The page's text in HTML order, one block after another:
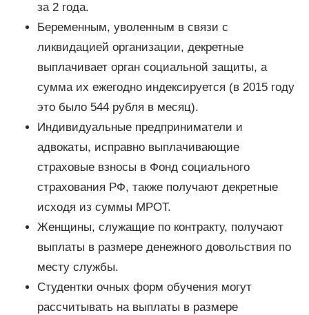
за 2 года.
Беременным, уволенным в связи с
ликвидацией организации, декретные
выплачивает орган социальной защиты, а
сумма их ежегодно индексируется (в 2015 году
это было 544 рубля в месяц).
Индивидуальные предприниматели и
адвокаты, исправно выплачивающие
страховые взносы в Фонд социального
страхования РФ, также получают декретные
исходя из суммы МРОТ.
Женщины, служащие по контракту, получают
выплаты в размере денежного довольствия по
месту службы.
Студентки очных форм обучения могут
рассчитывать на выплаты в размере